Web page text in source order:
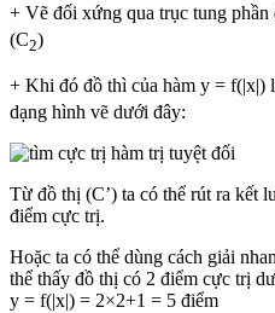
+ Vẽ đối xứng qua trục tung phần
(C2)
+ Khi đó đồ thì của hàm y = f(|x|)
dạng hình vẽ dưới đây:
Từ đồ thị (C’) ta có thể rút ra kết
điểm cực trị.
Hoặc ta có thể dùng cách giải
thể thấy đồ thị có 2 điểm cực trị
y = f(|x|) = 2×2+1 = 5 điểm